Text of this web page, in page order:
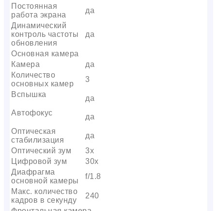
Постоянная
работа экрана
да
Динамический
контроль частоты
обновления
да
Основная камера
Камера
да
Количество
основных камер
3
Вспышка
да
Автофокус
да
Оптическая
стабилизация
да
Оптический зум
3х
Цифровой зум
30x
Диафрагма
основной камеры
f/1.8
Макс. количество
кадров в секунду
240